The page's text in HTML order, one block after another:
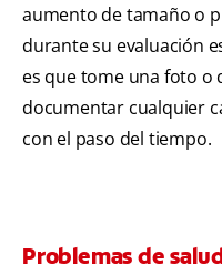
aumento de tamaño o
durante su evaluación
es que tome una foto o
documentar cualquier
con el paso del tiempo.
Problemas de